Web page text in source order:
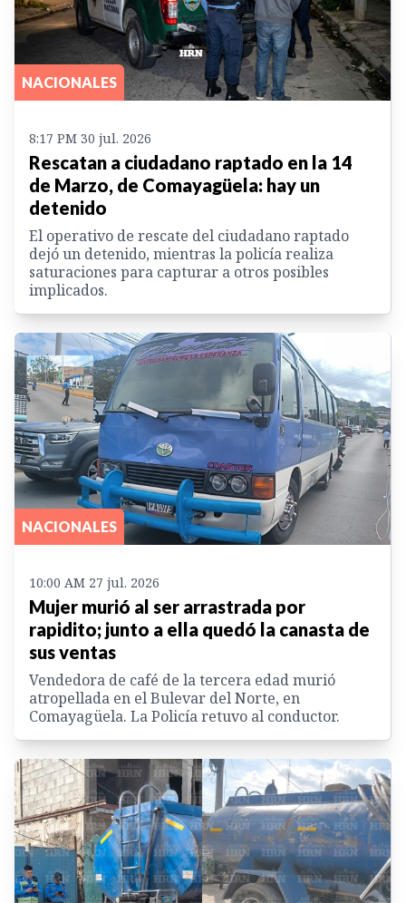
NACIONALES
8:17 PM 30 jul. 2026
Rescatan a ciudadano raptado en la 14
de Marzo, de Comayagüela: hay un
detenido
El operativo de rescate del ciudadano raptado
dejó un detenido, mientras la policía realiza
saturaciones para capturar a otros posibles
implicados.
NACIONALES
10:00 AM 27 jul. 2026
Mujer murió al ser arrastrada por
rapidito; junto a ella quedó la canasta de
sus ventas
Vendedora de café de la tercera edad murió
atropellada en el Bulevar del Norte, en
Comayagüela. La Policía retuvo al conductor.